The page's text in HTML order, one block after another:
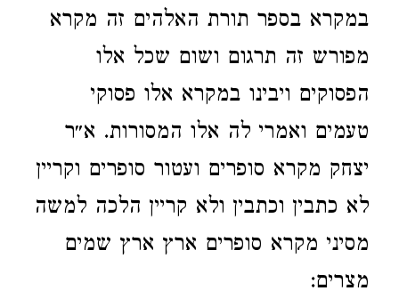
במקרא בספר תורת האלהים זה מקרא
מפורש זה תרגום ושום שכל אלו
הפסוקים ויבינו במקרא אלו פסוקי
טעמים ואמרי לה אלו המסורות. א״ר
יצחק מקרא סופרים ועטור סופרים וקריין
לא כתבין וכתבין ולא קריין הלכה למשה
מסיני מקרא סופרים ארץ ארץ שמים
מצרים: